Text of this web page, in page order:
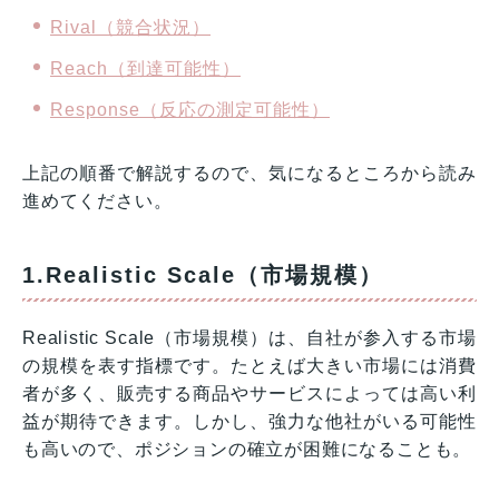
Rival（競合状況）
Reach（到達可能性）
Response（反応の測定可能性）
上記の順番で解説するので、気になるところから読み
進めてください。
1.Realistic Scale（市場規模）
Realistic Scale（市場規模）は、自社が参入する市場
の規模を表す指標です。たとえば大きい市場には消費
者が多く、販売する商品やサービスによっては高い利
益が期待できます。しかし、強力な他社がいる可能性
も高いので、ポジションの確立が困難になることも。